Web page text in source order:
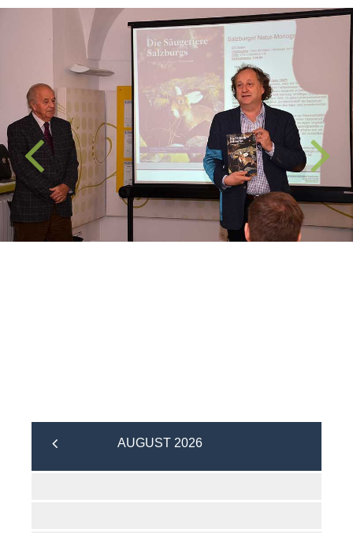
AUGUST 2026